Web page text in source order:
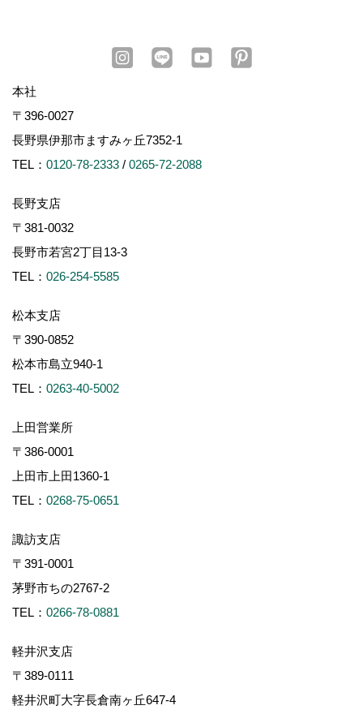
本社
〒396-0027
長野県伊那市ますみヶ丘7352-1
TEL： 0120-78-2333 / 0265-72-2088
長野支店
〒381-0032
長野市若宮2丁目13-3
TEL： 026-254-5585
松本支店
〒390-0852
松本市島立940-1
TEL： 0263-40-5002
上田営業所
〒386-0001
上田市上田1360-1
TEL： 0268-75-0651
諏訪支店
〒391-0001
茅野市ちの2767-2
TEL： 0266-78-0881
軽井沢支店
〒389-0111
軽井沢町大字長倉南ヶ丘647-4